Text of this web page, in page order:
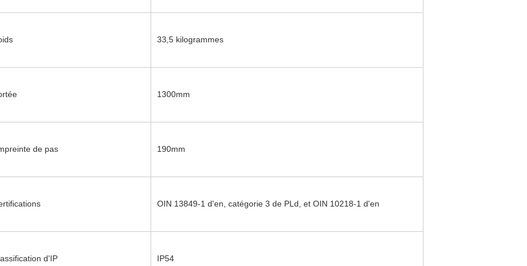
33,5 kilogrammes
1300mm
de pas 190mm
OIN 13849-1 d'en, catégorie 3 de PLd, et OIN 10218-1 d'en
d'IP IP54